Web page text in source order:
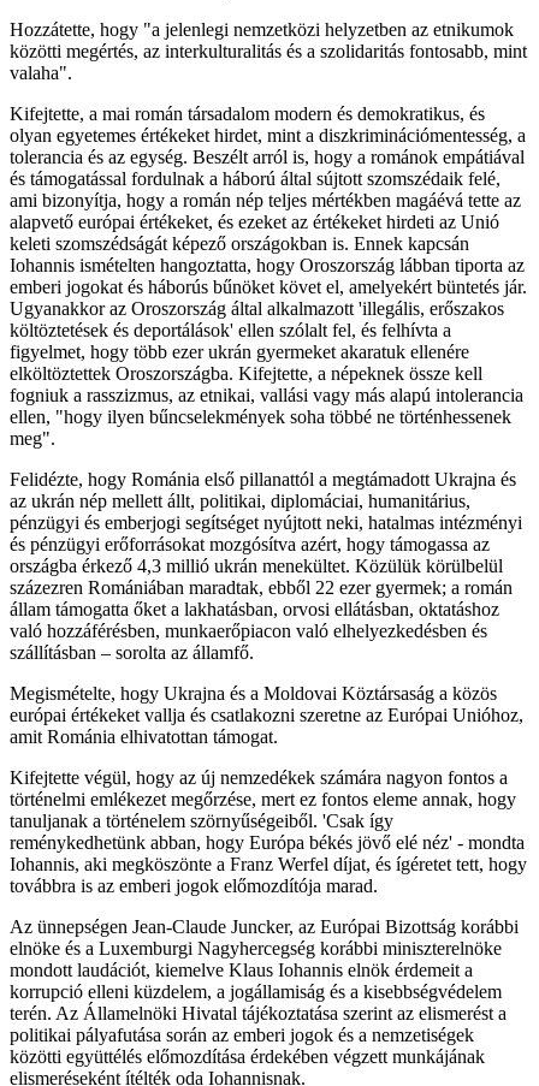
Hozzátette, hogy "a jelenlegi nemzetközi helyzetben az etnikumok
közötti megértés, az interkulturalitás és a szolidaritás fontosabb, mint
valaha".
Kifejtette, a mai román társadalom modern és demokratikus, és
olyan egyetemes értékeket hirdet, mint a diszkriminációmentesség, a
tolerancia és az egység. Beszélt arról is, hogy a románok empátiával
és támogatással fordulnak a háború által sújtott szomszédaik felé,
ami bizonyítja, hogy a román nép teljes mértékben magáévá tette az
alapvető európai értékeket, és ezeket az értékeket hirdeti az Unió
keleti szomszédságát képező országokban is. Ennek kapcsán
Iohannis ismételten hangoztatta, hogy Oroszország lábban tiporta az
emberi jogokat és háborús bűnöket követ el, amelyekért büntetés jár.
Ugyanakkor az Oroszország által alkalmazott 'illegális, erőszakos
költöztetések és deportálások' ellen szólalt fel, és felhívta a
figyelmet, hogy több ezer ukrán gyermeket akaratuk ellenére
elköltöztettek Oroszországba. Kifejtette, a népeknek össze kell
fogniuk a rasszizmus, az etnikai, vallási vagy más alapú intolerancia
ellen, "hogy ilyen bűncselekmények soha többé ne történhessenek
meg".
Felidézte, hogy Románia első pillanattól a megtámadott Ukrajna és
az ukrán nép mellett állt, politikai, diplomáciai, humanitárius,
pénzügyi és emberjogi segítséget nyújtott neki, hatalmas intézményi
és pénzügyi erőforrásokat mozgósítva azért, hogy támogassa az
országba érkező 4,3 millió ukrán menekültet. Közülük körülbelül
százezren Romániában maradtak, ebből 22 ezer gyermek; a román
állam támogatta őket a lakhatásban, orvosi ellátásban, oktatáshoz
való hozzáférésben, munkaerőpiacon való elhelyezkedésben és
szállításban – sorolta az államfő.
Megismételte, hogy Ukrajna és a Moldovai Köztársaság a közös
európai értékeket vallja és csatlakozni szeretne az Európai Unióhoz,
amit Románia elhivatottan támogat.
Kifejtette végül, hogy az új nemzedékek számára nagyon fontos a
történelmi emlékezet megőrzése, mert ez fontos eleme annak, hogy
tanuljanak a történelem szörnyűségeiből. 'Csak így
reménykedhetünk abban, hogy Európa békés jövő elé néz' - mondta
Iohannis, aki megköszönte a Franz Werfel díjat, és ígéretet tett, hogy
továbbra is az emberi jogok előmozdítója marad.
Az ünnepségen Jean-Claude Juncker, az Európai Bizottság korábbi
elnöke és a Luxemburgi Nagyhercegség korábbi miniszterelnöke
mondott laudációt, kiemelve Klaus Iohannis elnök érdemeit a
korrupció elleni küzdelem, a jogállamiság és a kisebbségvédelem
terén. Az Államelnöki Hivatal tájékoztatása szerint az elismerést a
politikai pályafutása során az emberi jogok és a nemzetiségek
közötti együttélés előmozdítása érdekében végzett munkájának
elismeréseként ítélték oda Iohannisnak.